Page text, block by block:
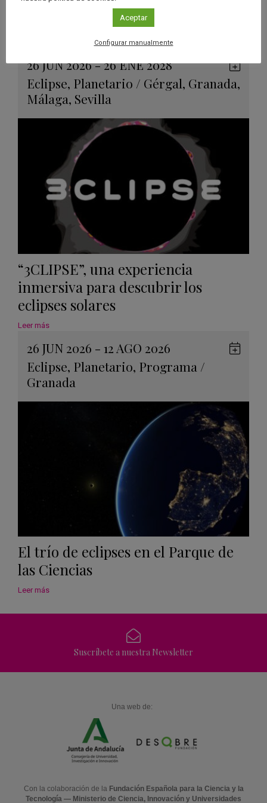
26 JUN 2026 - 26 ENE 2028
Eclipse, Planetario / Gérgal, Granada,
Málaga, Sevilla
en
“3CLIPSE”, una experiencia
inmersiva para descubrir los
eclipses solares
Leer más
26 JUN 2026 - 12 AGO 2026
Eclipse, Planetario, Programa /
Granada
El trío de eclipses en el Parque de
las Ciencias
Leer más
Suscríbete a nuestra Newsletter
Una web de:
Con la colaboración de la Fundación Española para la Ciencia y la
Tecnología — Ministerio de Ciencia, Innovación y Universidades
Aceptar
Configurar manualmente